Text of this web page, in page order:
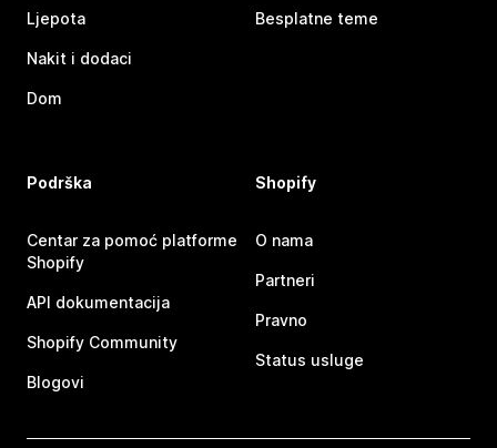
Ljepota
Nakit i dodaci
Dom
Besplatne teme
Podrška
Centar za pomoć platforme
Shopify
API dokumentacija
Shopify Community
Blogovi
Shopify
O nama
Partneri
Pravno
Status usluge